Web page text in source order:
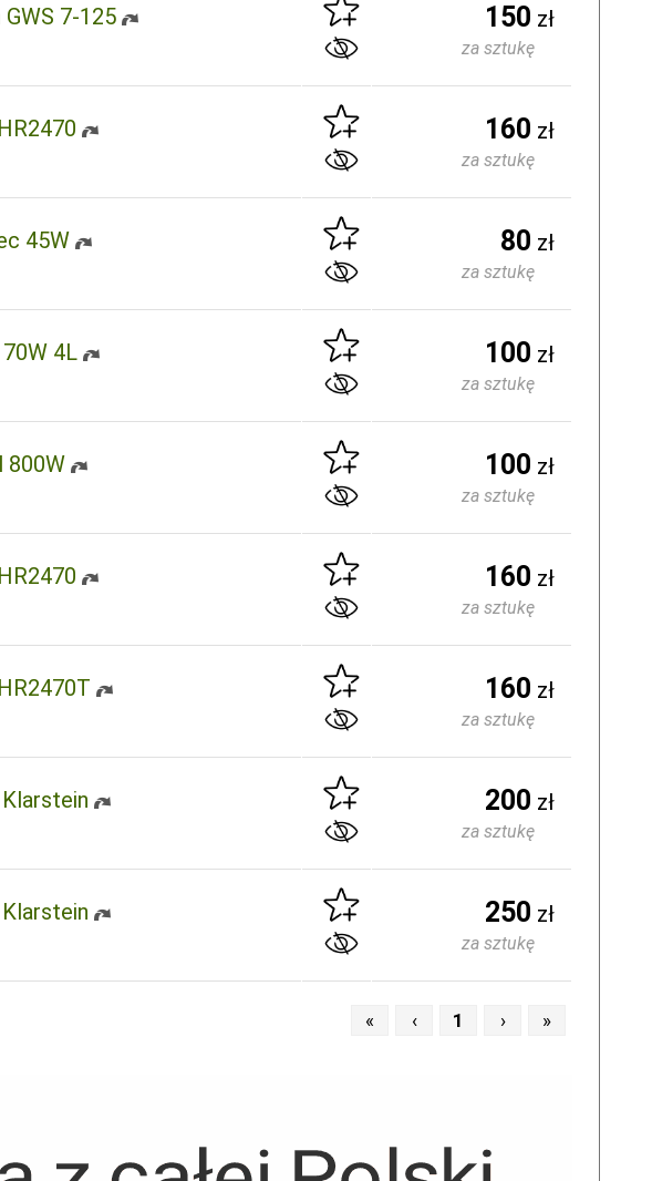
7-125 150 zł
za sztukę
160 zł
za sztukę
45W 80 zł
za sztukę
4L 100 zł
za sztukę
800W 100 zł
za sztukę
160 zł
za sztukę
160 zł
za sztukę
200 zł
za sztukę
250 zł
za sztukę
« ‹ 1 › »